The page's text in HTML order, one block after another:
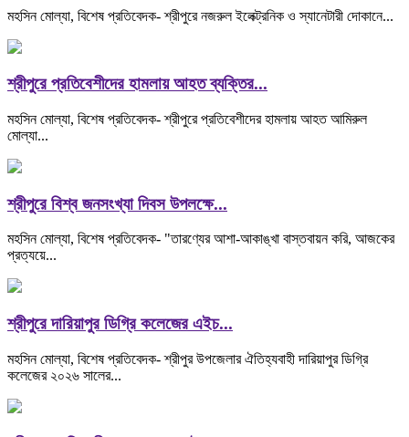
মহসিন মোল্যা, বিশেষ প্রতিবেদক- শ্রীপুরে নজরুল ইলেক্ট্রনিক ও স্যানেটারী দোকানে...
শ্রীপুরে প্রতিবেশীদের হামলায় আহত ব্যক্তির...
মহসিন মোল্যা, বিশেষ প্রতিবেদক- শ্রীপুরে প্রতিবেশীদের হামলায় আহত আমিরুল
মোল্যা...
শ্রীপুরে বিশ্ব জনসংখ্যা দিবস উপলক্ষে...
মহসিন মোল্যা, বিশেষ প্রতিবেদক- "তারণ্যের আশা-আকাঙ্খা বাস্তবায়ন করি, আজকের
প্রত্যয়ে...
শ্রীপুরে দারিয়াপুর ডিগ্রি কলেজের এইচ...
মহসিন মোল্যা, বিশেষ প্রতিবেদক- শ্রীপুর উপজেলার ঐতিহ্যবাহী দারিয়াপুর ডিগ্রি
কলেজের ২০২৬ সালের...